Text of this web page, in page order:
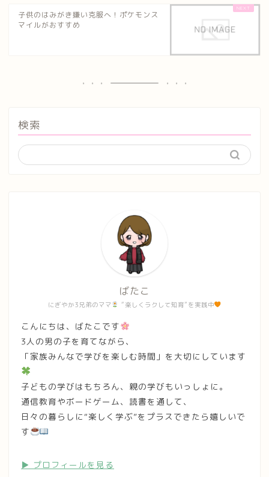
子供のはみがき嫌い克服へ！ポケモンス
マイルがおすすめ
検索
にぎやか3兄弟のママ “楽しくラクして知育”を実践中
ばたこ
こんにちは、ばたこです
3人の男の子を育てながら、
「家族みんなで学びを楽しむ時間」を大切にしています
子どもの学びはもちろん、親の学びもいっしょに。
通信教育やボードゲーム、読書を通して、
日々の暮らしに“楽しく学ぶ”をプラスできたら嬉しいで
す
▶︎ プロフィールを見る